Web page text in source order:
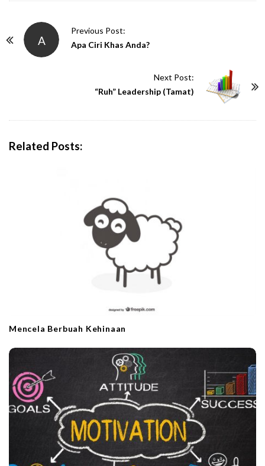
A
Previous Post:
Apa Ciri Khas Anda?
Next Post:
“Ruh” Leadership (Tamat)
Related Posts:
Mencela Berbuah Kehinaan